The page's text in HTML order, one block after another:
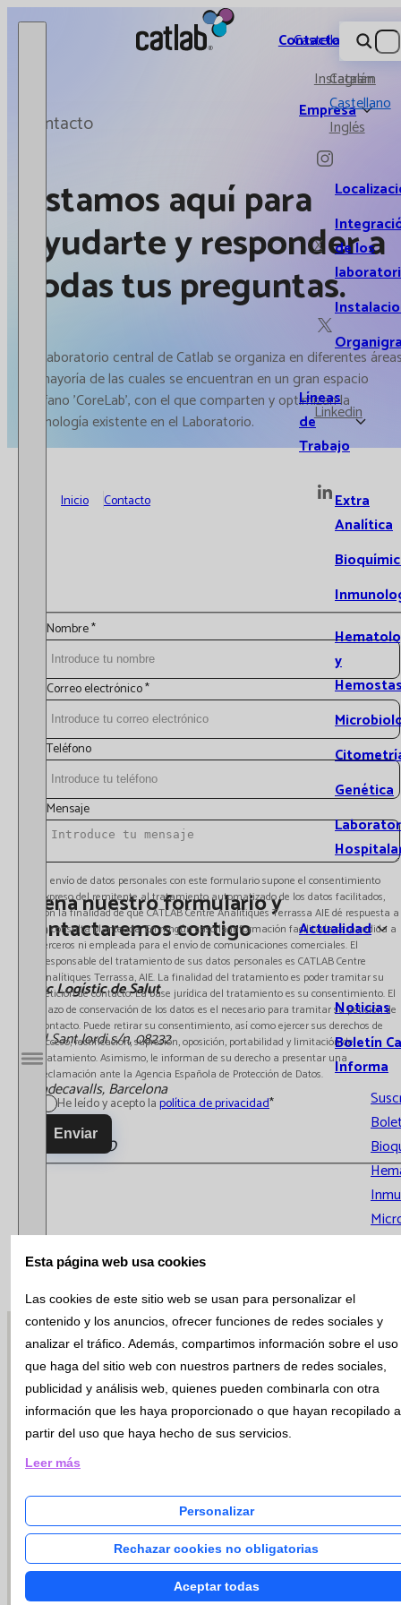
Abrir / Cerrar menú
Catlab.
Empresa
de los
Líneas
de
Trabajo
Extra
Analítica
y
Genética
Actualidad
Noticias
Boletín
Informa
Extra
Ambiente
Contacto
Instagram
X
Linkedin
Castellano
Catalán
Castellano
Inglés
Contacto
Estamos aquí para
ayudarte y responder a
todas tus preguntas.
El Laboratorio central de Catlab se organiza en diferentes
la mayoría de las cuales se encuentran en un gran espacio
diáfano 'CoreLab', con el que comparten y optimizan la
tecnología existente en el Laboratorio.
Inicio Contacto
Llena nuestro formulario y
contactaremos contigo
Parc Logístic de Salut
Vial Sant Jordi s/n, 08232
Viladecavalls, Barcelona
937 485 600
Nombre*
Correo electrónico*
Teléfono
Mensaje
El envío de datos personales con este formulario supone el consentimiento
expreso del remitente al tratamiento automatizado de los datos facilitados,
con la finalidad de que CATLAB Centre Analítiques Terrassa AIE dé respuesta a
la consulta planteada. En ningún caso la información facilitada será cedida a
terceros ni empleada para el envío de comunicaciones comerciales. El
Responsable del tratamiento de sus datos personales es CATLAB Centre
Analítiques Terrassa, AIE. La finalidad del tratamiento es poder tramitar su
petición de contacto. La base jurídica del tratamiento es su consentimiento. El
plazo de conservación de los datos es el necesario para tramitar su petición de
contacto. Puede retirar su consentimiento, así como ejercer sus derechos de
acceso, rectificación, supresión, oposición, portabilidad y limitación del
tratamiento. Asimismo, le informan de su derecho a presentar una
reclamación ante la Agencia Española de Protección de Datos.
He leído y acepto lapolítica de privacidad*
Enviar
Esta página web usa cookies
Las cookies de este sitio web se usan para personalizar el
contenido y los anuncios, ofrecer funciones de redes sociales y
analizar el tráfico. Además, compartimos información sobre el uso
que haga del sitio web con nuestros partners de redes sociales,
publicidad y análisis web, quienes pueden combinarla con otra
información que les haya proporcionado o que hayan recopilado a
partir del uso que haya hecho de sus servicios.
Leer más
Personalizar
Rechazar cookies no obligatorias
Aceptar todas